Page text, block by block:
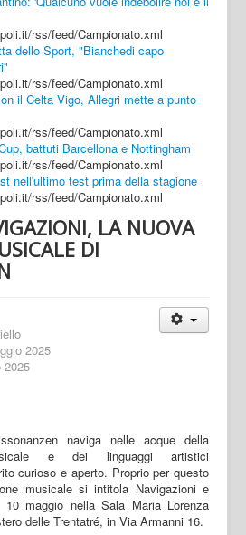
rss/feed/Campionato.xml
dello Sport, "Bianchedi capo
rss/feed/Campionato.xml
il Celta Vigo, Allegri mette a punto
rss/feed/Campionato.xml
battuti Barcellona e Nottingham
rss/feed/Campionato.xml
nell'ultimo test prima della stagione
rss/feed/Campionato.xml
LA NUOVA
DI
2025
2025
naviga nelle acque della
e dei linguaggi artistici
curioso e aperto. Proprio per questo
musicale si intitola Navigazioni e
maggio nella Sala Maria Lorenza
delle Trentatré, in Via Armanni 16.